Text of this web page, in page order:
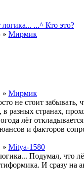
...^ Кто это?
» Мирмик
» Мирмик
не стоит забывать,
разных странах,
лёт
и факторов
» Mitya-1580
Подумал, что
И сразу на